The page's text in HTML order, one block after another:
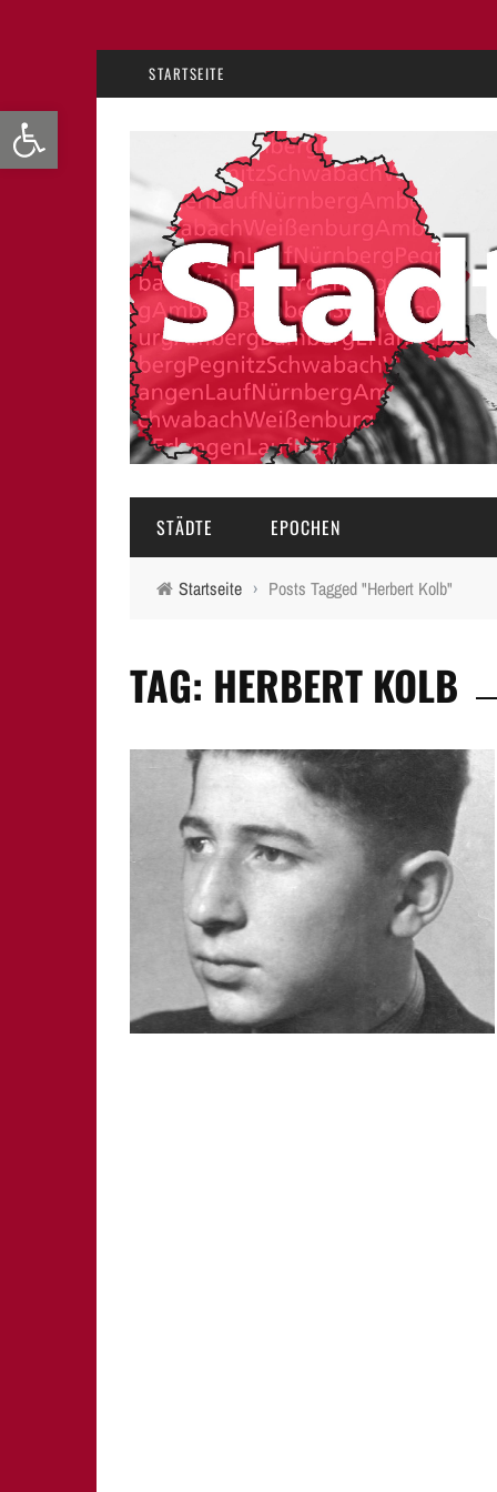
Werkzeugleiste öffnen
STARTSEITE
STÄDTE
BAMBERG
FÜRTH
LAUF A.D. PEGNITZ
NEUMARKT I.D.OPF.
NÜRNBERG
PEGNITZ
SCHWABACH
EPOCHEN
16.-18. JAHRHUNDERT
20.-21. JAHRHUNDERT
Startseite › Posts Tagged "Herbert Kolb"
TAG: HERBERT KOLB